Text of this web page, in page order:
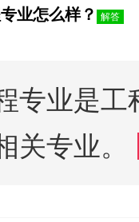
业怎么样？ 解答
专业是
关专业。